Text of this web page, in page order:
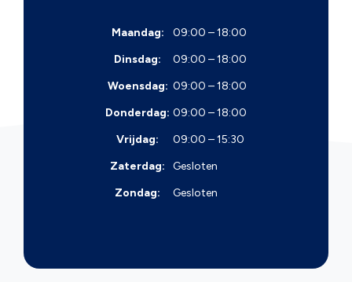
Maandag:
09:00 – 18:00
Dinsdag:
09:00 – 18:00
Woensdag: 09:00 – 18:00
Donderdag: 09:00 – 18:00
Vrijdag:
09:00 – 15:30
Zaterdag:
Gesloten
Zondag:
Gesloten